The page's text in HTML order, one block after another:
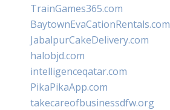
TrainGames365.com
BaytownEvaCationRentals.com
JabalpurCakeDelivery.com
halobjd.com
intelligenceqatar.com
PikaPikaApp.com
takecareofbusinessdfw.org